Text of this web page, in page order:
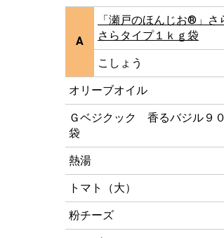
A
「瀬戸のほんじお®」さ
さらタイプ１ｋｇ袋
こしょう
オリーブオイル
Ｇベジクック 香るバジル９
袋
熱湯
トマト（大）
粉チーズ